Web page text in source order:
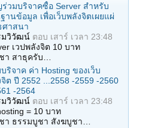
ร่วมบริจาคซื้อ Server สำหรับ
านข้อมูล เพื่อเว็บพลังจิตเผยแผ่
ศาสนา
มวิวัฒน์ ตอบ เสาร์ เวลา 23:48
เวปพลังจิต 10 บาท
า สาธุครับ…
ริจาค ค่า Hosting ของเว็บ
ต ปี 2552 ...2558 -2559 -2560
-2564
มวิวัฒน์ ตอบ เสาร์ เวลา 23:48
= 10 บาท
า ธรรมบูชา สังฆบูชา…